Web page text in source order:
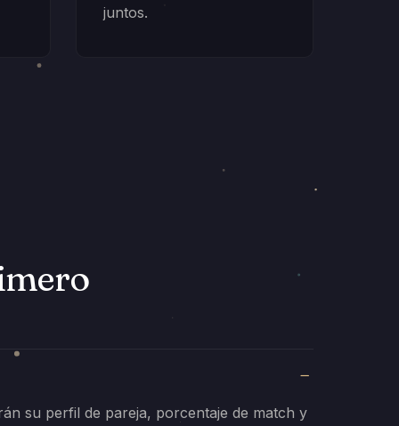
juntos.
su perfil de pareja, porcentaje de match y